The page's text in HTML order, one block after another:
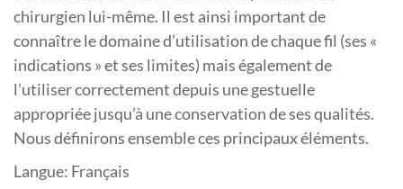
chirurgien lui-même. Il est ainsi important de
connaître le domaine d’utilisation de chaque fil (ses «
indications » et ses limites) mais également de
l’utiliser correctement depuis une gestuelle
appropriée jusqu’à une conservation de ses qualités.
Nous définirons ensemble ces principaux éléments.
Langue: Français